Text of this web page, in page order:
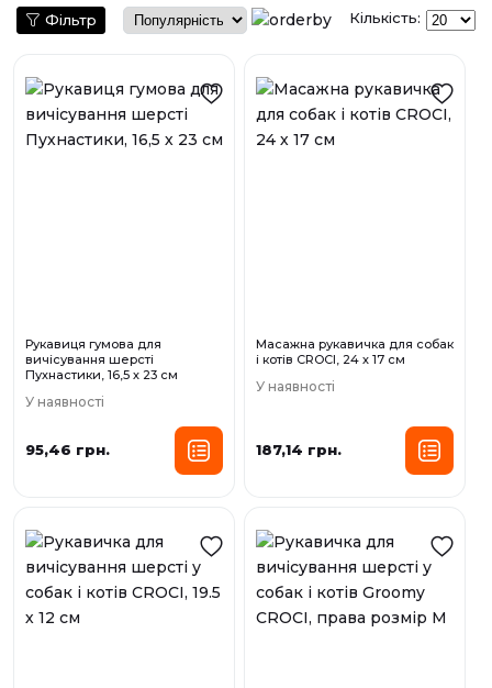
Фільтр Кількість:
Рукавиця гумова для
вичісування шерсті
Пухнастики, 16,5 х 23 см
У наявності
95,46 грн.
Масажна рукавичка для собак
і котів CROCI, 24 х 17 см
У наявності
187,14 грн.